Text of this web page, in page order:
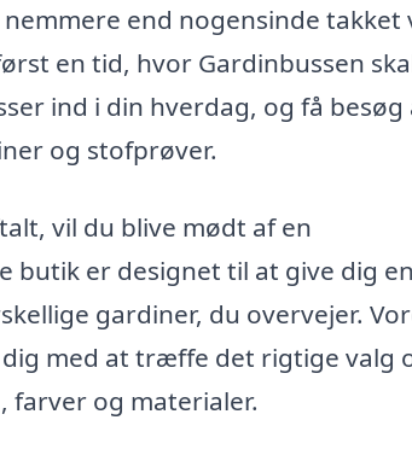
end nogensinde
en tid, hvor Gardinbussen
ind i din hverdag, og få besøg
og stofprøver.
vil du blive mødt af en
butik er designet til at give dig en
gardiner, du overvejer.
med at træffe det rigtige valg
farver og materialer.